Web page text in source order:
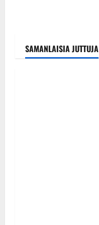
SAMANLAISIA JUTTUJA